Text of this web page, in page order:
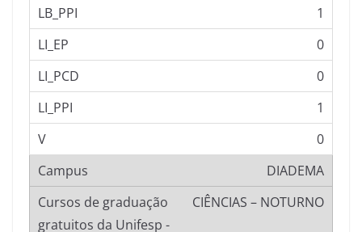
1
0
0
1
0
DIADEMA
CIÊNCIAS – NOTURNO